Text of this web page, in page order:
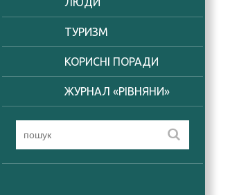
ТУРИЗМ
КОРИСНІ ПОРАДИ
ЖУРНАЛ «РІВНЯНИ»